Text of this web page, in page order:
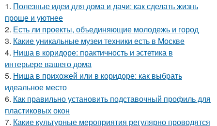
1. Полезные идеи для дома и дачи: как сделать жизнь
проще и уютнее
2. Есть ли проекты, объединяющие молодежь и город
3. Какие уникальные музеи техники есть в Москве
4. Ниша в коридоре: практичность и эстетика в
интерьере вашего дома
5. Ниша в прихожей или в коридоре: как выбрать
идеальное место
6. Как правильно установить подставочный профиль для
пластиковых окон
7. Какие культурные мероприятия регулярно проводятся